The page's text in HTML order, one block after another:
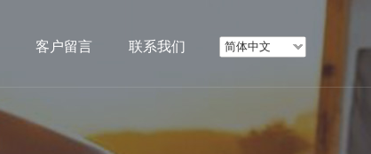
客户留言 联系我们 简体中文